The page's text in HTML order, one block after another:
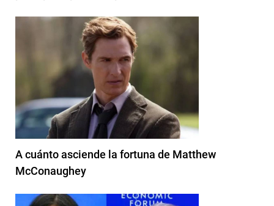
A cuánto asciende la fortuna de Matthew
McConaughey